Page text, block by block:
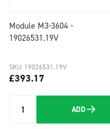
Module M3-3604 -
19026531.19V
£393.17
SKU: 19026531.19V
Quantity ADD